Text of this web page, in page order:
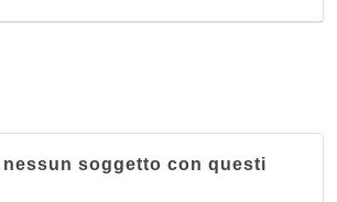
soggetto con questi